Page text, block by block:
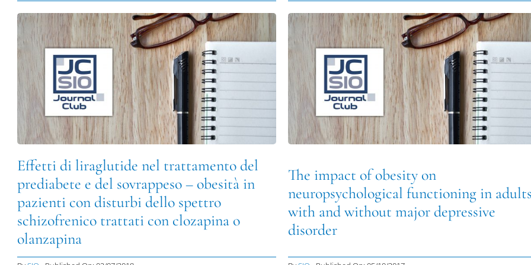
Effetti di liraglutide nel trattamento del
prediabete e del sovrappeso – obesità in
pazienti con disturbi dello spettro
schizofrenico trattati con clozapina o
olanzapina
The impact of obesity on
neuropsychological functioning in
with and without major depressive
disorder